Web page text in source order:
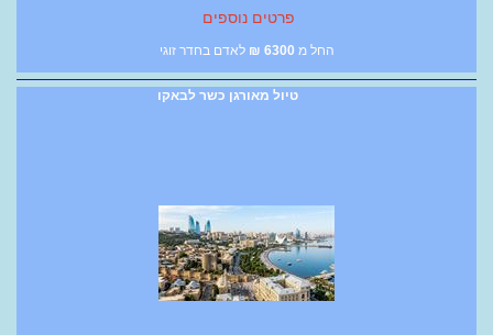
פרטים נוספים
החל מ 6300
₪ לאדם בחדר זוגי
טיול מאורגן כשר לבאקו